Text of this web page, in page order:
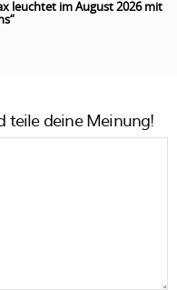
leuchtet im August 2026 mit
teile deine Meinung!